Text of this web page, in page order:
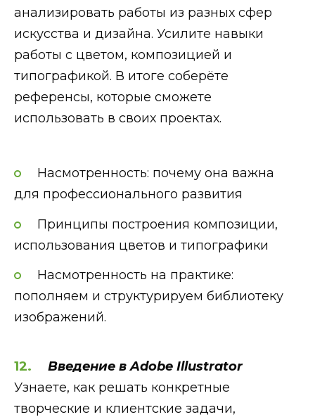
анализировать работы из разных сфер
искусства и дизайна. Усилите навыки
работы с цветом, композицией и
типографикой. В итоге соберёте
референсы, которые сможете
использовать в своих проектах.
Насмотренность: почему она важна
для профессионального развития
Принципы построения композиции,
использования цветов и типографики
Насмотренность на практике:
пополняем и структурируем библиотеку
изображений.
Введение в Adobe Illustrator
Узнаете, как решать конкретные
творческие и клиентские задачи,